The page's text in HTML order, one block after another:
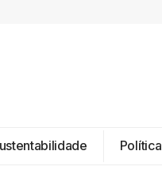
Política